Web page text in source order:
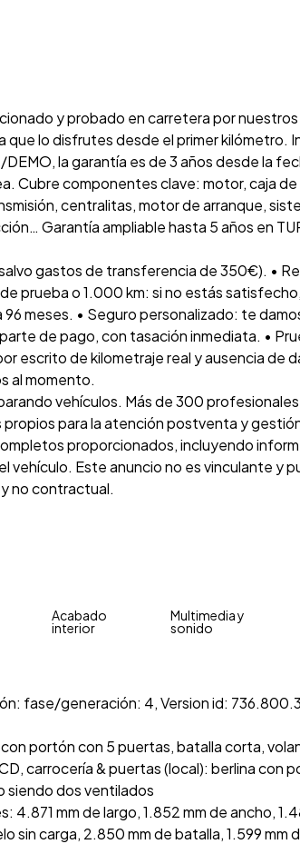
y probado en carretera por
lo disfrutes desde el primer kilómetro.
DEMO, la garantía es de 3 años desde la
Cubre componentes clave: motor, caja
centralitas, motor de arranque,
Garantía ampliable hasta 5 años en
gastos de transferencia de 350€). •
prueba o 1.000 km: si no estás
meses. • Seguro personalizado: te
de pago, con tasación inmediata. •
escrito de kilometraje real y ausencia de
al momento.
vehículos. Más de 300
propios para la atención postventa y
proporcionados, incluyendo
vehículo. Este anuncio no es vinculante y
no contractual.
fase/generación: 4, Version id:
portón con 5 puertas, batalla corta,
carrocería & puertas (local): berlina con
siendo dos ventilados
4.871 mm de largo, 1.852 mm de ancho,
sin carga, 2.850 mm de batalla, 1.599 mm
Acabado
interior
Multimedia y
sonido